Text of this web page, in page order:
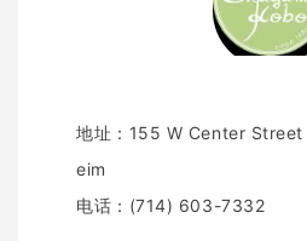
地址：155 W Center
eim
电话：(714) 603-7332